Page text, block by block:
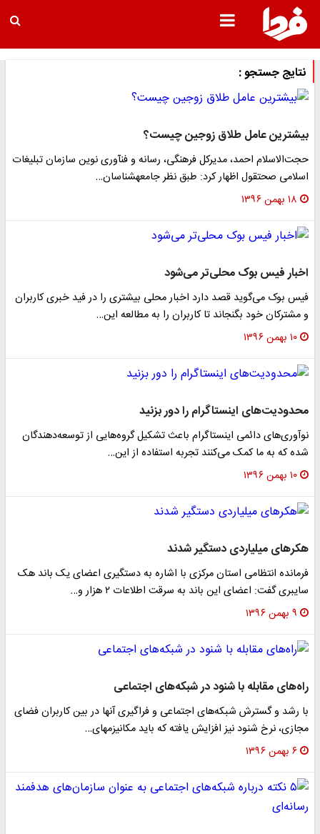
نتایج جستجو :
بیشترین عامل طلاق زوجین چیست؟
حجت‌الاسلام احمد، مدیرکل فرهنگی، رسانه و فن‎آوری نوین سازمان تبلیغات
اسلامی صحت‎قول اظهار کرد: طبق نظر جامعه‎‎شناسان…
۱۸ بهمن ۱۳۹۶
اخبار فیس بوک محلی‌تر می‌شود
فیس بوک می‌گوید قصد دارد اخبار محلی بیشتری را در فید خبری کاربران
و مشترکان خود بگنجاند تا کاربران را به مطالعه این…
۱۰ بهمن ۱۳۹۶
محدودیت‌های اینستاگرام را دور بزنید
نوآوری‌های دائمی اینستاگرام باعث تشکیل گروه‌هایی از توسعه‌دهندگان
شده که به ما کمک می‌کنند تجربه استفاده از این…
۱۰ بهمن ۱۳۹۶
هکر‌های میلیاردی دستگیر شدند
فرمانده انتظامی استان مرکزی با اشاره به دستگیری اعضای یک باند هک
سایبری گفت: اعضای این باند به سرقت اطلاعات ۲ هزار و…
۹ بهمن ۱۳۹۶
راه‌های مقابله با شنود در شبکه‌های اجتماعی
با رشد و گسترش شبکه‌های اجتماعی و فراگیری آنها در بین کاربران فضای
مجازی، نرخ شنود نیز افزایش یافته که باید مکانیزمهای…
۶ بهمن ۱۳۹۶